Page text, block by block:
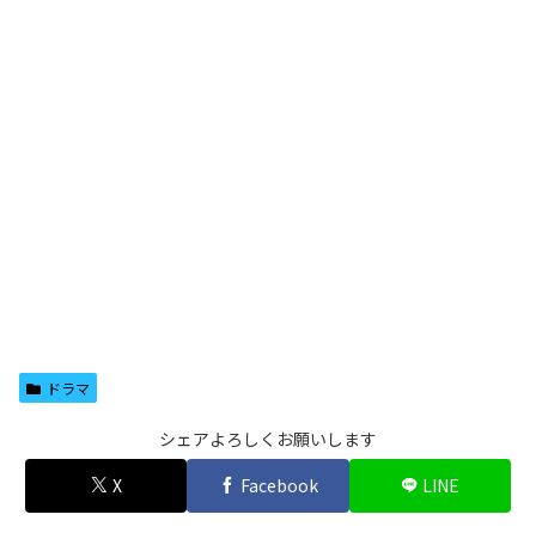
ドラマ
シェアよろしくお願いします
X
Facebook LINE